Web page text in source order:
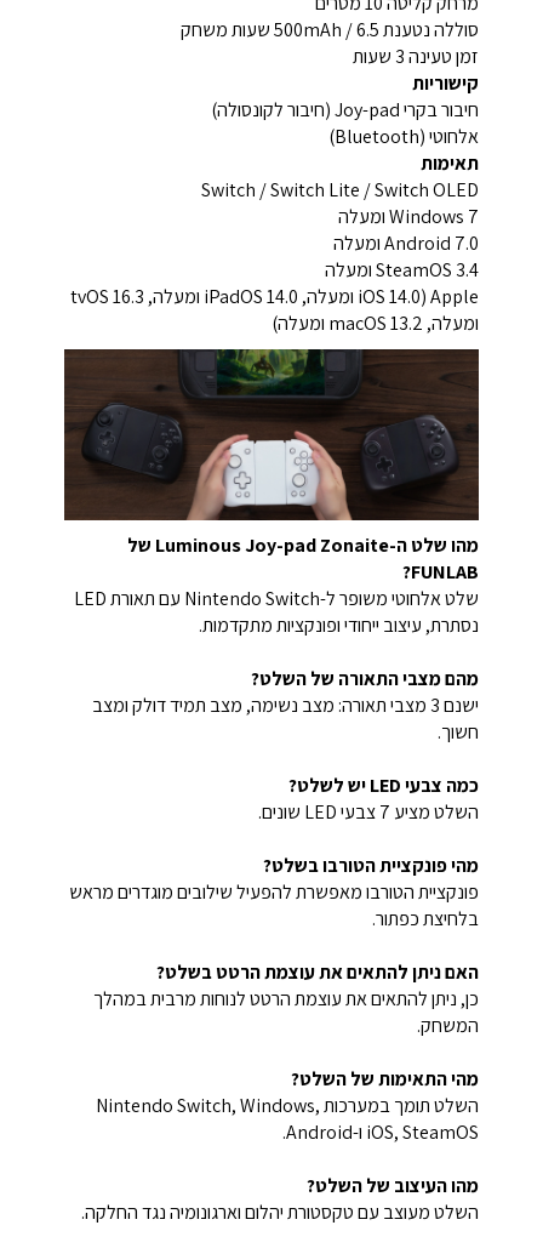
סוללה נטענת 500mAh / 6.5 שעות משחק
זמן טעינה 3 שעות
קישוריות
חיבור בקרי Joy-pad (חיבור לקונסולה)
אלחוטי (Bluetooth)
תאימות
Switch / Switch Lite / Switch OLED
Windows 7 ומעלה
Android 7.0 ומעלה
SteamOS 3.4 ומעלה
Apple (iOS 14.0 ומעלה, iPadOS 14.0 ומעלה, tvOS 16.3
ומעלה, macOS 13.2 ומעלה)
מהו שלט ה-Luminous Joy-pad Zonaite של
FUNLAB?
שלט אלחוטי משופר ל-Nintendo Switch עם תאורת LED
נסתרת, עיצוב ייחודי ופונקציות מתקדמות.
מהם מצבי התאורה של השלט?
ישנם 3 מצבי תאורה: מצב נשימה, מצב תמיד דולק ומצב
חשוך.
כמה צבעי LED יש לשלט?
השלט מציע 7 צבעי LED שונים.
מהי פונקציית הטורבו בשלט?
פונקציית הטורבו מאפשרת להפעיל שילובים מוגדרים מראש
בלחיצת כפתור.
האם ניתן להתאים את עוצמת הרטט בשלט?
כן, ניתן להתאים את עוצמת הרטט לנוחות מרבית במהלך
המשחק.
מהי התאימות של השלט?
השלט תומך במערכות Nintendo Switch, Windows,
iOS, SteamOS ו-Android.
מהו העיצוב של השלט?
השלט מעוצב עם טקסטורת יהלום וארגונומיה נגד החלקה.